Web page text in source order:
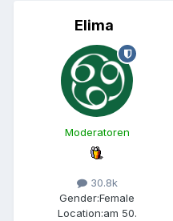
Elima
Moderatoren
30.8k
Gender:Female
Location:am 50.